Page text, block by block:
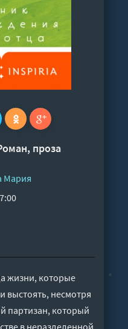
проза
Мария
жизни, которые
выстоять, несмотря
партизан, который
в неразделенной